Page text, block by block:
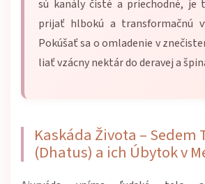
sú kanály čisté a priechodné, je
prijať hlbokú a transformačnú
Pokúšať sa o omladenie v
liať vzácny nektár do deravej a
Kaskáda Života – Sedem
(Dhatus) a ich Úbytok v